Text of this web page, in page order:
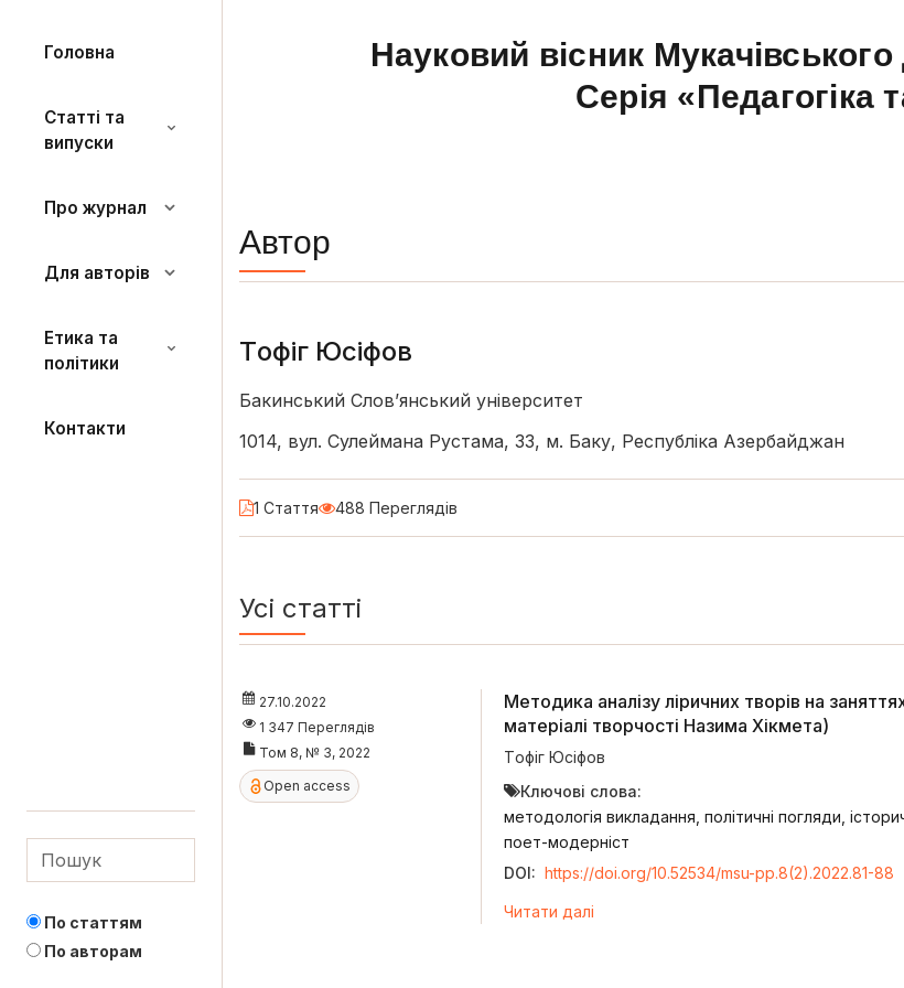
Головна
Статті та
випуски
Про журнал
Для авторів
Етика та
політики
Контакти
По статтям
По авторам
Науковий вісник
Серія «Педагогіка
Автор
Tофіг Юсіфов
Бакинський Слов’янський університет
1014, вул. Сулеймана Рустама, 33, м. Баку, Республіка Азербайджан
1 Стаття 488 Переглядів
Усі статті
27.10.2022
1 347 Переглядів
Том 8, № 3, 2022
Open access
Методика аналізу ліричних творів на
матеріалі творчості Назима Хікмета)
Tофіг Юсіфов
Ключові слова:
методологія викладання, політичні погляди,
поет-модерніст
DOI: https://doi.org/10.52534/msu-pp.8(2).2022.81-88
Читати далі